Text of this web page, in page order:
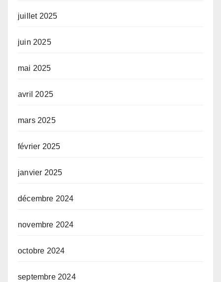
juillet 2025
juin 2025
mai 2025
avril 2025
mars 2025
février 2025
janvier 2025
décembre 2024
novembre 2024
octobre 2024
septembre 2024